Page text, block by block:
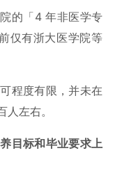
的「4 年非医学专
仅有浙大医学院等
程度有限，并未在
左右。
目标和毕业要求上